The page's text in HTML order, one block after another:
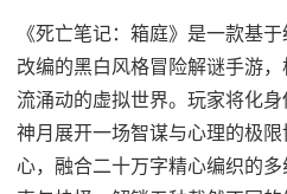
《死亡笔记：箱庭》是一款基
改编的黑白风格冒险解谜手游
流涌动的虚拟世界。玩家将化
神月展开一场智谋与心理的极
心，融合二十万字精心编织的